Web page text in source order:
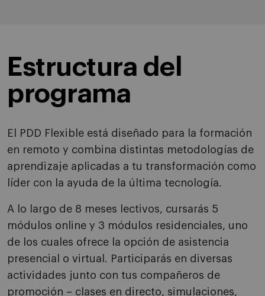
Estructura del
programa
El PDD Flexible está diseñado para la formación
en remoto y combina distintas metodologías de
aprendizaje aplicadas a tu transformación como
líder con la ayuda de la última tecnología.
A lo largo de 8 meses lectivos, cursarás 5
módulos online y 3 módulos residenciales, uno
de los cuales ofrece la opción de asistencia
presencial o virtual. Participarás en diversas
actividades junto con tus compañeros de
promoción – clases en directo, simulaciones,